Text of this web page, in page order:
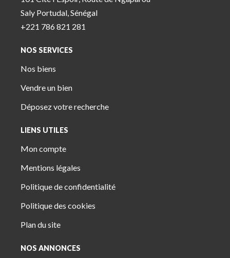
Saly Portudal, Sénégal
+221 786 821 281
NOS SERVICES
Nos biens
Vendre un bien
Déposez votre recherche
LIENS UTILES
Mon compte
Mentions légales
Politique de confidentialité
Politique des cookies
Plan du site
NOS ANNONCES